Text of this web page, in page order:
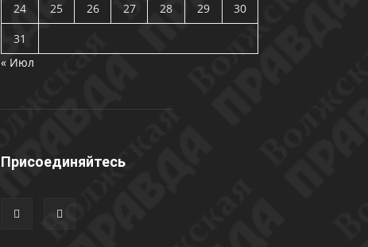
24
25 26 27 28 29
30
31
« Июл
Присоединяйтесь